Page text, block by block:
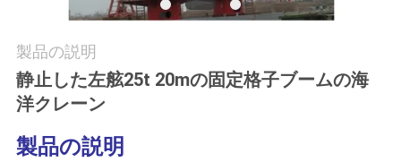
ツ
ア
ー
製品の説明
静止した左舷25t 20mの固定格子ブームの海
洋クレーン
製品の説明